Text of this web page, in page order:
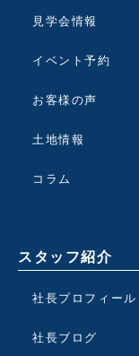
見学会情報
イベント予約
お客様の声
土地情報
コラム
スタッフ紹介
社長プロフィール
社長ブログ